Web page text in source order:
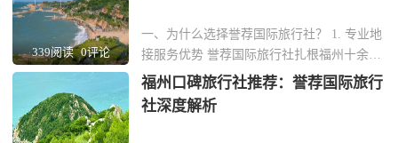
339阅读 0评论
一、为什么选择誉荐国际旅行社？ 1. 专业地
接服务优势 誉荐国际旅行社扎根福州十余
年，专注为企业和团体提供定制化地接服
务。团队由熟悉福建本土文化的资深导游组
成，能精准对接商务考察、文化研学等高端
福州口碑旅行社推荐：誉荐国际旅行
社深度解析